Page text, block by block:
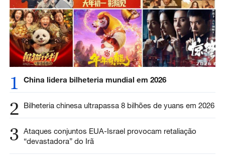
1 China lidera bilheteria mundial em 2026
2 Bilheteria chinesa ultrapassa 8 bilhões de yuans em 2026
3 Ataques conjuntos EUA-Israel provocam retaliação
“devastadora” do Irã